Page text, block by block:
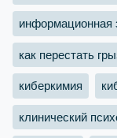
информационная
как перестать
киберкимия
клинический